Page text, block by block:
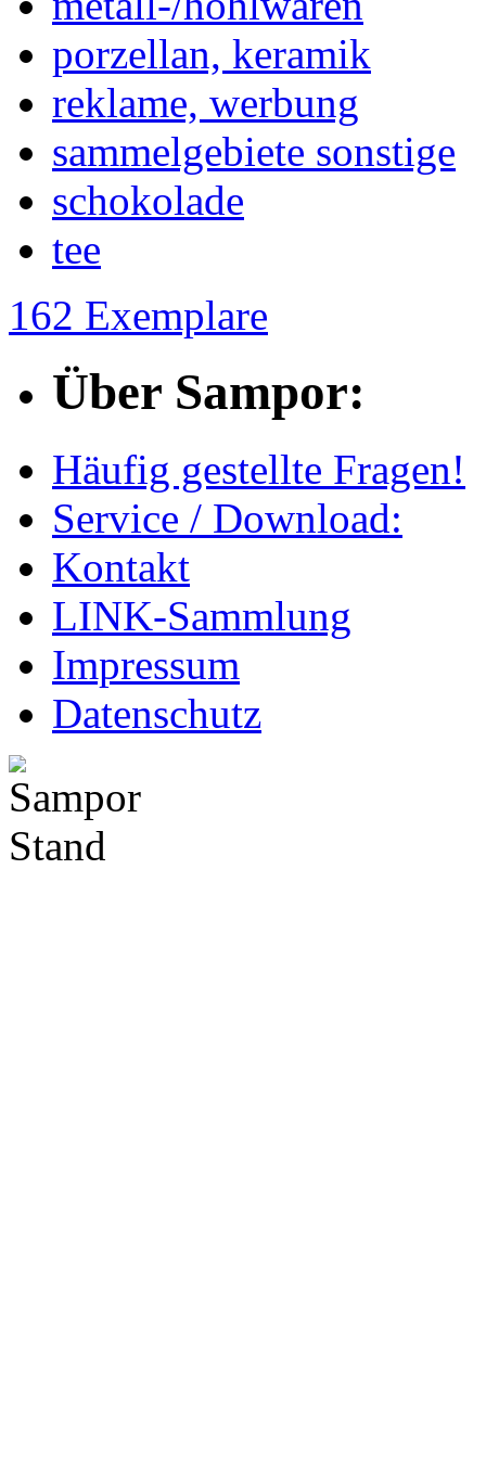
porzellan, keramik
reklame, werbung
sammelgebiete sonstige
schokolade
tee
162 Exemplare
Über Sampor:
Häufig gestellte Fragen!
Service / Download:
Kontakt
LINK-Sammlung
Impressum
Datenschutz